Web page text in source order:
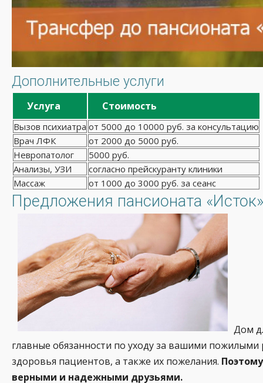
Дополнительные услуги
Услуга Стоимость
Вызов психиатра от 5000 до 10000 руб. за консультацию
Врач ЛФК
от 2000 до 5000 руб.
Невропатолог
5000 руб.
Анализы, УЗИ
согласно прейскуранту клиники
Массаж
от 1000 до 3000 руб. за сеанс
Предложения пансионата «Исток»
Дом
главные обязанности по уходу за вашими
здоровья пациентов, а также их пожелания.
верными и надежными друзьями.